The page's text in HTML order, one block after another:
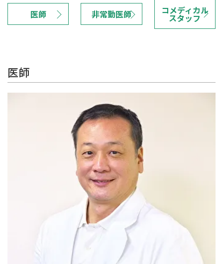
病院概要
スポーツ班
はちやの治療・手術について
よくあるご質問
初診受付時間
月曜 - 金曜 9:00 - 12:00 / 14:30 - 17:00
8:45 -
医師 非常勤医師 コメディカル
スタッフ
医師